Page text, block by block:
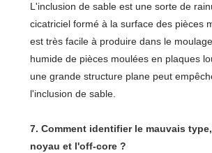
L'inclusion de sable est une sorte de
cicatriciel formé à la surface des pièces
est très facile à produire dans le
humide de pièces moulées en plaques
une grande structure plane peut
l'inclusion de sable.
7. Comment identifier le mauvais
noyau et l'off-core ?